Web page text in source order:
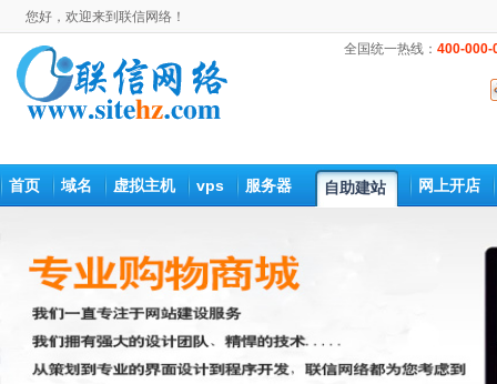
您好，欢迎来到联信网络！
全国统一热线： 400-000-
首页 域名 虚拟主机 vps 服务器 自助建站 网上开店